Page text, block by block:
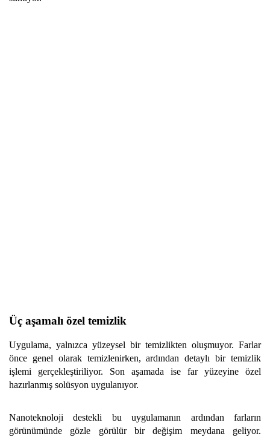
Üç aşamalı özel temizlik
Uygulama, yalnızca yüzeysel bir temizlikten oluşmuyor. Farlar
önce genel olarak temizlenirken, ardından detaylı bir temizlik
işlemi gerçekleştiriliyor. Son aşamada ise far yüzeyine özel
hazırlanmış solüsyon uygulanıyor.
Nanoteknoloji destekli bu uygulamanın ardından farların
görünümünde gözle görülür bir değişim meydana geliyor.